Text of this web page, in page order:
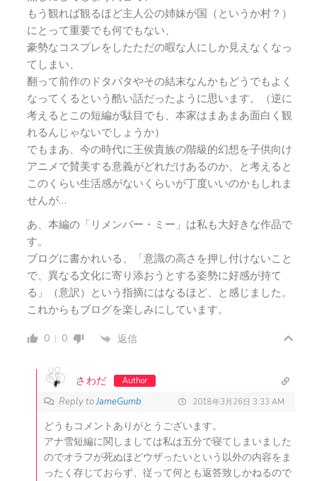
もう観れば観るほど主人公の姉妹が国（というか村？）
にとって重要でも何でもない、
豪勢なコスプレをしたただの暇な人にしか見えなくなっ
てしまい、
翻って前作のドタバタやその結末なんかもどうでもよく
なってくるという酷い話だったように思います。（逆に
考えるとこの短編が駄目でも、本家はまあまあ面白く観
れるんじゃないでしょうか）
でもまあ、今の時代に王侯貴族の階級的幻想を子供向け
アニメで賛美する意義がどれだけあるのか、と考えると
このくらい生活感がないくらいが丁度いいのかもしれま
せんが…
あ、本編の「リメンバー・ミー」は私も大好きな作品で
す。
ブログに書かれいる、「意識の高さを押し付けないこと
で、異なる文化に寄り添おうとする姿勢に好感が持て
る」（意訳）という指摘にはなるほど、と感じました。
これからもブログを楽しみにしています。
0 0 返信
さわだ Author
Reply toJameGumb 2018年3月26日 3:33 AM
どうもコメントありがとうございます。
アナ雪短編に関しましては私は五分で寝てしまいました
のでオラフが死ぬほどウザったいという以外の内容をま
ったく存じておらず、従って何とも返答致しかねるので